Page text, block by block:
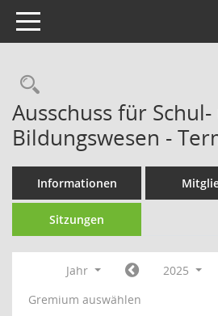
Toggle navigation
Rechercheauswahl
Ausschuss für
Bildungswesen -
Informationen
Sitzungen
Jahr
2025
Gremium auswählen